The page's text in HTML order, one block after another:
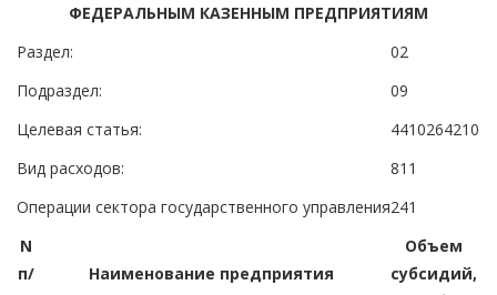
ФЕДЕРАЛЬНЫМ КАЗЕННЫМ ПРЕДПРИЯТИЯМ
Раздел:
02
Подраздел:
09
Целевая статья:
4410264210
Вид расходов:
811
Операции сектора государственного управления241
N
п/
Наименование предприятия
Объем
субсидий,